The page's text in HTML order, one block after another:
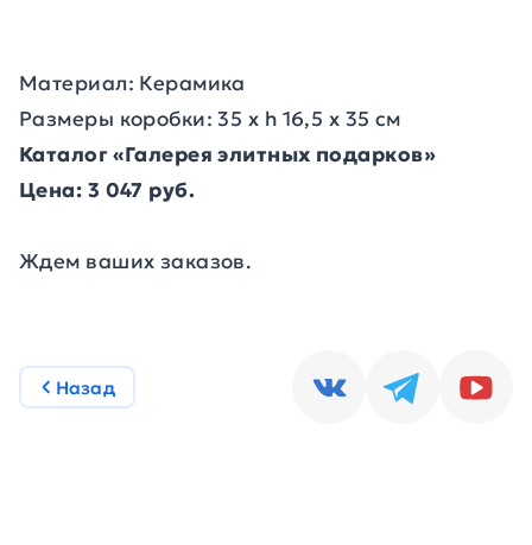
Материал: Керамика
Размеры коробки: 35 х h 16,5 х 35 см
Каталог «Галерея элитных подарков»
Цена: 3 047 руб.
Ждем ваших заказов.
Назад